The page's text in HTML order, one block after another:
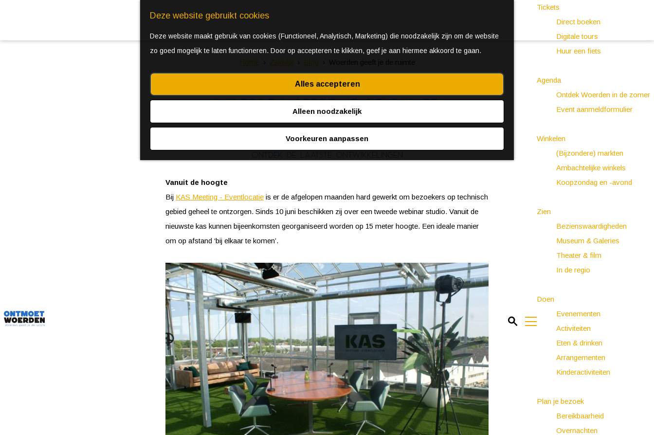
Deze website gebruikt cookies
Deze website maakt gebruik van cookies (Functioneel, Analytisch, Marketing) die noodzakelijk zijn om de website
zo goed mogelijk te laten functioneren. Door op accepteren te klikken, geef je aan hiermee akkoord te gaan.
Alles accepteren
Alleen noodzakelijk
Voorkeuren aanpassen
Tickets
Direct boeken
Digitale tours
Huur een fiets
Agenda
Ontdek Woerden in de zomer
Event aanmeldformulier
Winkelen
(Bijzondere) markten
Ambachtelijke winkels
Koopzondag en -avond
Zien
Bezienswaardigheden
Museum & Galeries
Theater & film
In de regio
Doen
Evenementen
Activiteiten
Eten & drinken
Arrangementen
Kinderactiviteiten
Plan je bezoek
Bereikbaarheid
Overnachten
Home Zakelijk Blog Woerden geeft je de ruimte
Woerden geeft je de ruimte
Ontdek de laatste ontwikkelingen
Vanuit de hoogte
Bij KAS Meeting - Eventlocatie is er de afgelopen maanden hard gewerkt om bezoekers op technisch
gebied geheel te ontzorgen. Sinds 10 juni beschikken zij over een tweede webinar studio. Vanuit de
nieuwste kas kunnen bijeenkomsten georganiseerd worden op 15 meter hoogte. Een ideale manier
om op afstand ‘bij elkaar te komen’.